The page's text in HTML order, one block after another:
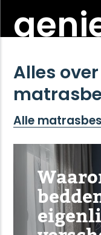
Alles over
Alle